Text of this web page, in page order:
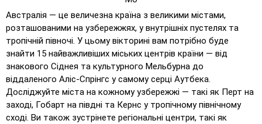
Натисніть на… (дуже легко): Працює як 'Натисніть
на…', але при наведенні курсору на місце
відображається його назва.
Натисніть на… (легко) : Подібно до 'Натисніть на…',
але виділяються три можливі місця для полегшення
вибору.
Натисніть на…: Натисніть точно на вказане місце.
Австралія — це величезна країна з великими містами,
розташованими на узбережжях, у внутрішніх пустелях та
тропічній півночі. У цьому вікторині вам потрібно буде
знайти 15 найважливіших міських центрів країни — від
знакового Сіднея та культурного Мельбурна до
віддаленого Аліс-Спрінгс у самому серці Аутбека.
Досліджуйте міста на кожному узбережжі — такі як Перт на
заході, Гобарт на півдні та Кернс у тропічному північному
сході. Ви також зустрінете регіональні центри, такі як